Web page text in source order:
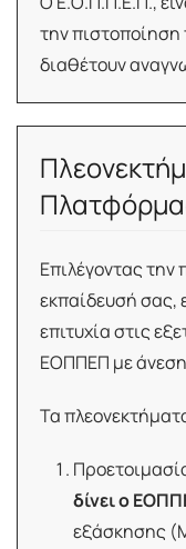
την πιστοποίηση
διαθέτουν
Επιλέγοντας
εκπαίδευσή σας,
επιτυχία στις
ΕΟΠΠΕΠ με άνεση
Τα
δίνει ο
εξάσκησης